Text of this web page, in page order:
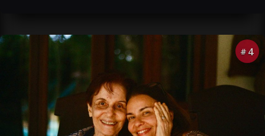
# 4